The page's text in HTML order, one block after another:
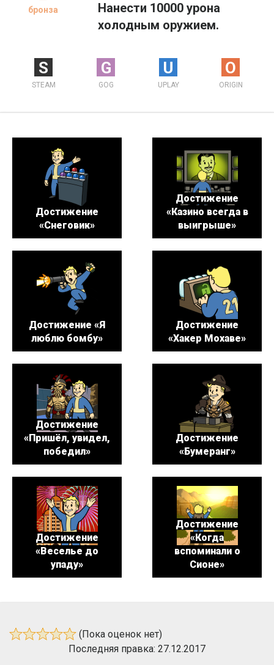
бронза
Нанести 10000 урона
холодным оружием.
S
STEAM
G
GOG
U
UPLAY
O
ORIGIN
Достижение
«Снеговик»
Достижение
«Казино всегда в
выигрыше»
Достижение «Я
люблю бомбу»
Достижение
«Хакер Мохаве»
Достижение
«Пришёл, увидел,
победил»
Достижение
«Бумеранг»
Достижение
«Веселье до
упаду»
Достижение
«Когда
вспоминали о
Сионе»
(Пока оценок нет)
Последняя правка: 27.12.2017